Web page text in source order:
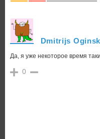
Dmitrijs
Да, я уже некоторое время
0